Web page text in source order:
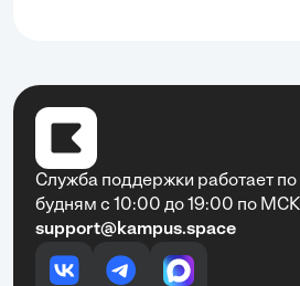
Служба поддержки работает по
будням с 10:00 до 19:00 по МСК
support@kampus.space